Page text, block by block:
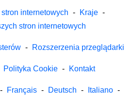
internetowych - Kraje -
stron internetowych
- Rozszerzenia przeglądarki
Polityka Cookie - Kontakt
- Français - Deutsch - Italiano -